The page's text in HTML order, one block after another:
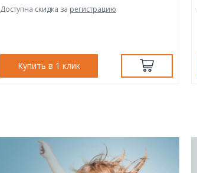
Доступна скидка за регистрацию
Купить в 1 клик